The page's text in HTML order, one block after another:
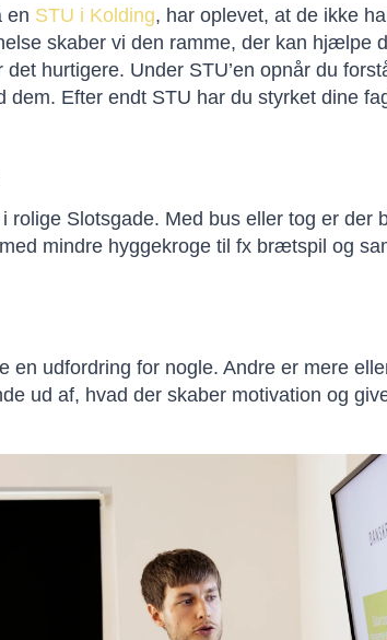
en STU i Kolding, har oplevet, at de ikke
skaber vi den ramme, der kan hjælpe
hurtigere. Under STU’en opnår du
dem. Efter endt STU har du styrket dine
rolige Slotsgade. Med bus eller tog er
mindre hyggekroge til fx brætspil og
en udfordring for nogle. Andre er mere
ud af, hvad der skaber motivation og